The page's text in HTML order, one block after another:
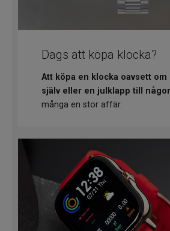
Dags att köpa klocka?
Att köpa en klocka oavsett
själv eller en julklapp till
många en stor affär.